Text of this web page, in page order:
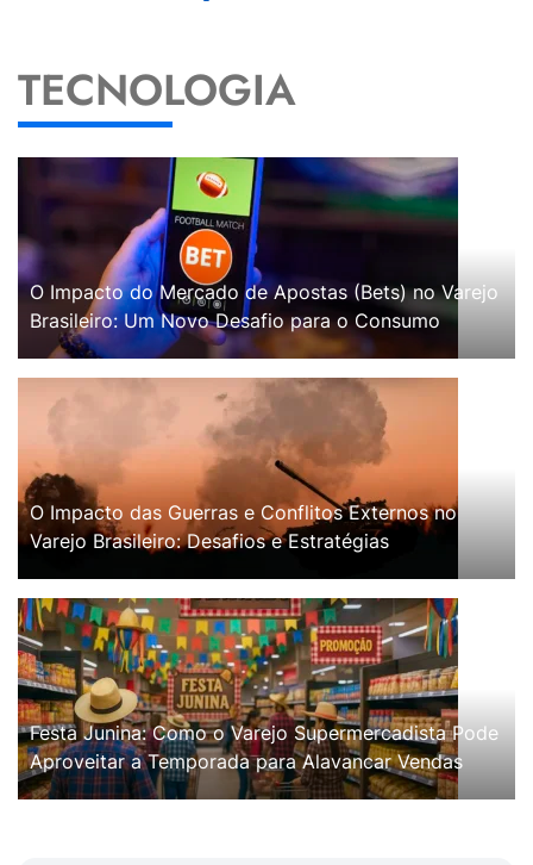
TECNOLOGIA
O Impacto do Mercado de Apostas (Bets) no Varejo
Brasileiro: Um Novo Desafio para o Consumo
O Impacto das Guerras e Conflitos Externos no
Varejo Brasileiro: Desafios e Estratégias
Festa Junina: Como o Varejo Supermercadista Pode
Aproveitar a Temporada para Alavancar Vendas